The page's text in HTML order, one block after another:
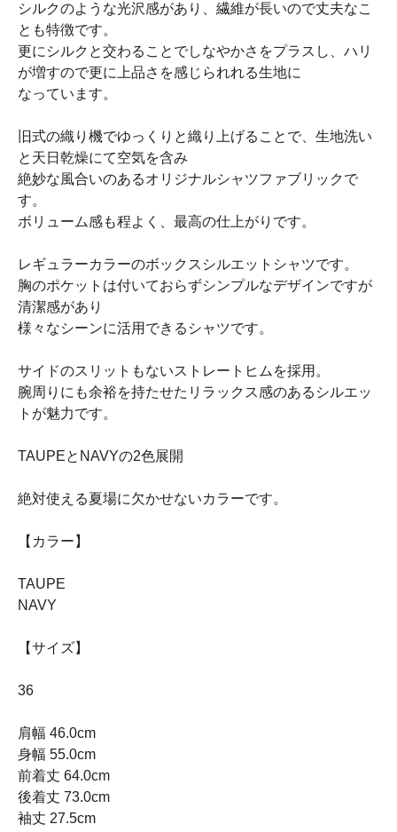
シルクのような光沢感があり、繊維が長いので丈夫なこ
とも特徴です。
更にシルクと交わることでしなやかさをプラスし、ハリ
が増すので更に上品さを感じられれる生地に
なっています。
旧式の織り機でゆっくりと織り上げることで、生地洗い
と天日乾燥にて空気を含み
絶妙な風合いのあるオリジナルシャツファブリックで
す。
ボリューム感も程よく、最高の仕上がりです。
レギュラーカラーのボックスシルエットシャツです。
胸のポケットは付いておらずシンプルなデザインですが
清潔感があり
様々なシーンに活用できるシャツです。
サイドのスリットもないストレートヒムを採用。
腕周りにも余裕を持たせたリラックス感のあるシルエッ
トが魅力です。
TAUPEとNAVYの2色展開
絶対使える夏場に欠かせないカラーです。
【カラー】
TAUPE
NAVY
【サイズ】
36
肩幅 46.0cm
身幅 55.0cm
前着丈 64.0cm
後着丈 73.0cm
袖丈 27.5cm